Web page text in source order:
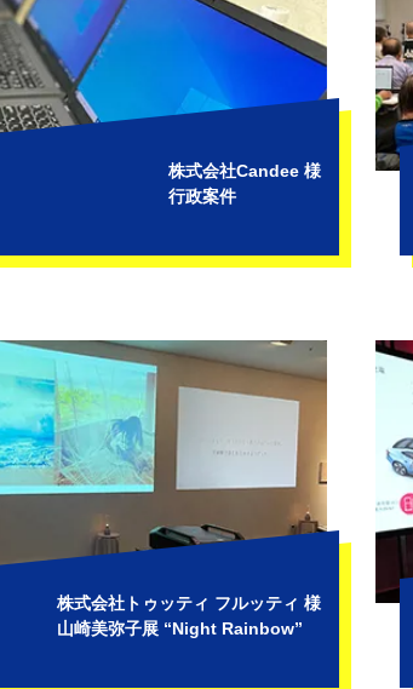
株式会社Candee 様
行政案件
株式会社トゥッティ フルッティ 様
山崎美弥子展 “Night Rainbow”